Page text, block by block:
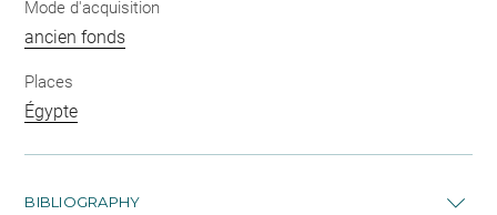
Mode d'acquisition
ancien fonds
Places
Égypte
BIBLIOGRAPHY